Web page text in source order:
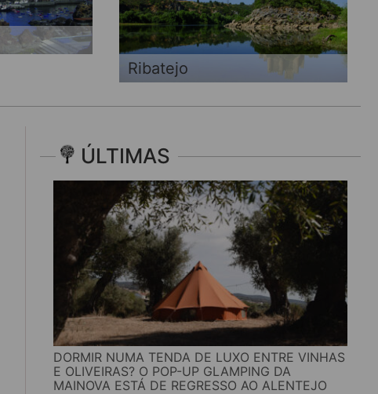
Ribatejo
ÚLTIMAS
DORMIR NUMA TENDA DE LUXO ENTRE VINHAS
E OLIVEIRAS? O POP-UP GLAMPING DA
MAINOVA ESTÁ DE REGRESSO AO ALENTEJO